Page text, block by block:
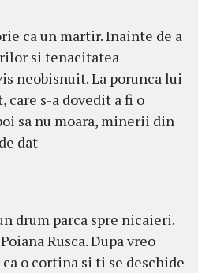
ca un martir. Inainte de a
si tenacitatea
neobisnuit. La porunca lui
care s-a dovedit a fi o
sa nu moara, minerii din
dat
drum parca spre nicaieri.
Rusca. Dupa vreo
o cortina si ti se deschide